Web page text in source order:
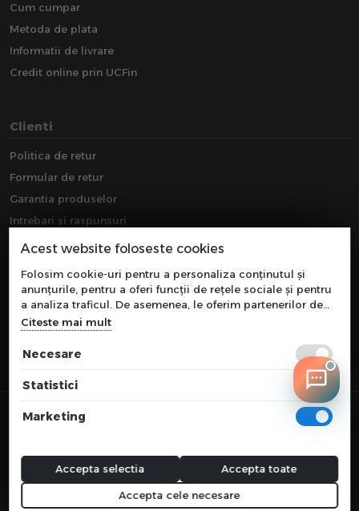
Cum cumpar
Metoda de plata
Informatii de livrare
Credit online prin UCFin
Clienti
Politica de retur
Formular de retur
Garantia produselor
Intrebari si raspunsuri
Downloads
webdesign by
Acest website foloseste cookies
Folosim cookie-uri pentru a personaliza conținutul și
anunțurile, pentru a oferi funcții de rețele sociale și pentru
a analiza traficul. De asemenea, le oferim partenerilor de
rețele sociale, de publicitate și de analize informații cu
privire la modul în care folosiți site-ul nostru. Aceștia le
pot combina cu alte informații oferite de dvs. sau culese în
Citeste mai mult
Necesare
Statistici
Marketing
Accepta cele necesare
Accepta selectia Accepta toate